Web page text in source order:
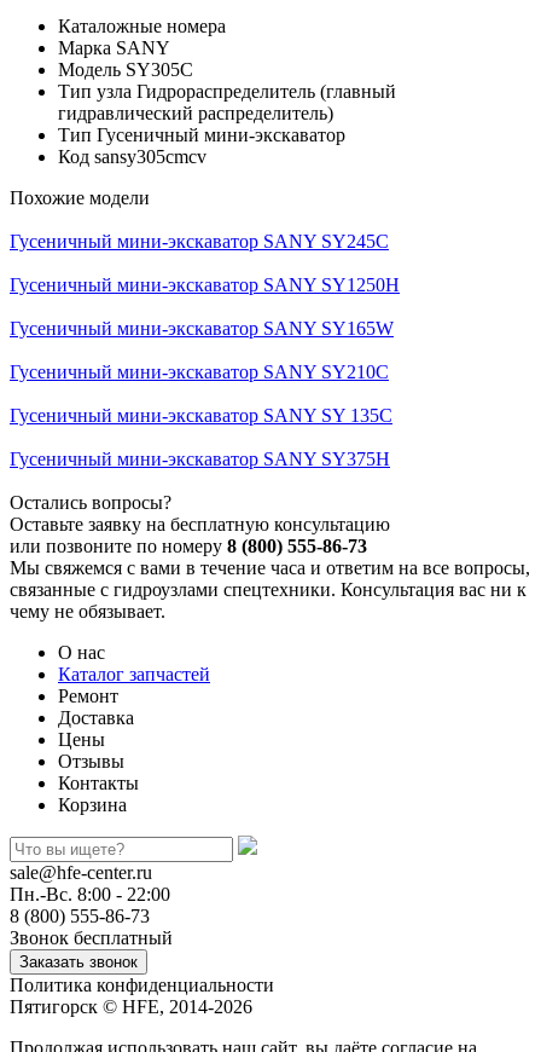
Каталожные номера
Марка SANY
Модель SY305C
Тип узла Гидрораспределитель (главный
гидравлический распределитель)
Тип Гусеничный мини-экскаватор
Код sansy305cmcv
Похожие модели
Гусеничный мини-экскаватор SANY SY245C
Гусеничный мини-экскаватор SANY SY1250H
Гусеничный мини-экскаватор SANY SY165W
Гусеничный мини-экскаватор SANY SY210C
Гусеничный мини-экскаватор SANY SY 135C
Гусеничный мини-экскаватор SANY SY375H
Остались вопросы?
Оставьте заявку на бесплатную консультацию
или позвоните по номеру 8 (800) 555-86-73
Мы свяжемся с вами в течение часа и ответим на все вопросы,
связанные с гидроузлами спецтехники. Консультация вас ни к
чему не обязывает.
О нас
Каталог запчастей
Ремонт
Доставка
Цены
Отзывы
Контакты
Корзина
sale@hfe-center.ru
Пн.-Вс. 8:00 - 22:00
8 (800) 555-86-73
Звонок бесплатный
Политика конфиденциальности
Пятигорск © HFE, 2014-2026
Продолжая использовать наш сайт, вы даёте согласие на